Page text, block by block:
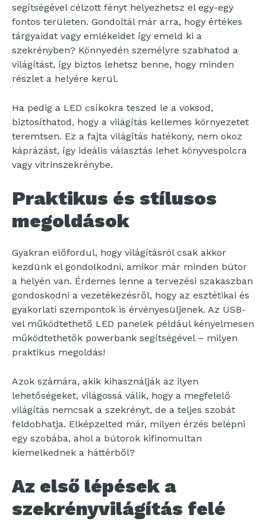
segítségével célzott fényt helyezhetsz el egy-egy
fontos területen. Gondoltál már arra, hogy értékes
tárgyaidat vagy emlékeidet így emeld ki a
szekrényben? Könnyedén személyre szabhatod a
világítást, így biztos lehetsz benne, hogy minden
részlet a helyére kerül.
Ha pedig a LED csíkokra teszed le a voksod,
biztosíthatod, hogy a világítás kellemes környezetet
teremtsen. Ez a fajta világítás hatékony, nem okoz
káprázást, így ideális választás lehet könyvespolcra
vagy vitrinszekrénybe.
Praktikus és stílusos
megoldások
Gyakran előfordul, hogy világításról csak akkor
kezdünk el gondolkodni, amikor már minden bútor
a helyén van. Érdemes lenne a tervezési szakaszban
gondoskodni a vezetékezésről, hogy az esztétikai és
gyakorlati szempontok is érvényesüljenek. Az USB-
vel működtethető LED panelek például kényelmesen
működtethetők powerbank segítségével – milyen
praktikus megoldás!
Azok számára, akik kihasználják az ilyen
lehetőségeket, világossá válik, hogy a megfelelő
világítás nemcsak a szekrényt, de a teljes szobát
feldobhatja. Elképzelted már, milyen érzés belépni
egy szobába, ahol a bútorok kifinomultan
kiemelkednek a háttérből?
Az első lépések a
szekrényvilágítás felé